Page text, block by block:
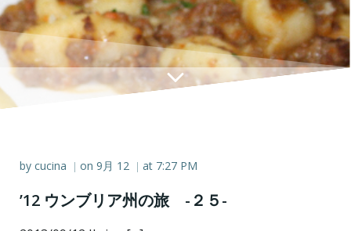
by cucina | on 9月 12 | at 7:27 PM
’12 ウンブリア州の旅 -２５-